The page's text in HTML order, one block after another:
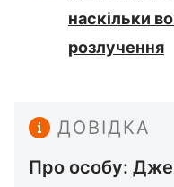
наскільки
розлучення
ДОВІДКА
Про особу: